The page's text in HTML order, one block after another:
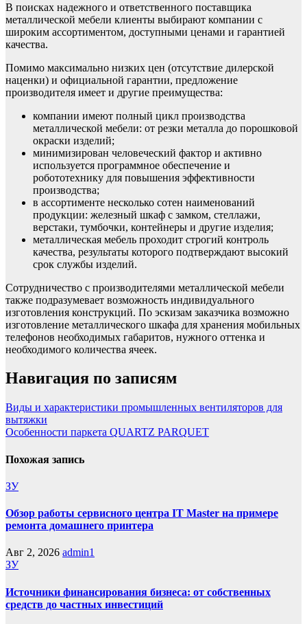
В поисках надежного и ответственного поставщика
металлической мебели клиенты выбирают компании с
широким ассортиментом, доступными ценами и гарантией
качества.
Помимо максимально низких цен (отсутствие дилерской
наценки) и официальной гарантии, предложение
производителя имеет и другие преимущества:
компании имеют полный цикл производства
металлической мебели: от резки металла до порошковой
окраски изделий;
минимизирован человеческий фактор и активно
используется программное обеспечение и
робототехнику для повышения эффективности
производства;
в ассортименте несколько сотен наименований
продукции: железный шкаф с замком, стеллажи,
верстаки, тумбочки, контейнеры и другие изделия;
металлическая мебель проходит строгий контроль
качества, результаты которого подтверждают высокий
срок службы изделий.
Сотрудничество с производителями металлической мебели
также подразумевает возможность индивидуального
изготовления конструкций. По эскизам заказчика возможно
изготовление металлического шкафа для хранения мобильных
телефонов необходимых габаритов, нужного оттенка и
необходимого количества ячеек.
Навигация по записям
Виды и характеристики промышленных вентиляторов для
вытяжки
Особенности паркета QUARTZ PARQUET
Похожая запись
ЗУ
Обзор работы сервисного центра IT Master на примере
ремонта домашнего принтера
Авг 2, 2026 admin1
ЗУ
Источники финансирования бизнеса: от собственных
средств до частных инвестиций